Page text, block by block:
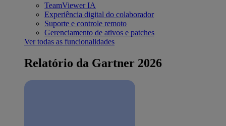
TeamViewer IA
Experiência digital do colaborador
Suporte e controle remoto
Gerenciamento de ativos e patches
Ver todas as funcionalidades
Relatório da Gartner 2026